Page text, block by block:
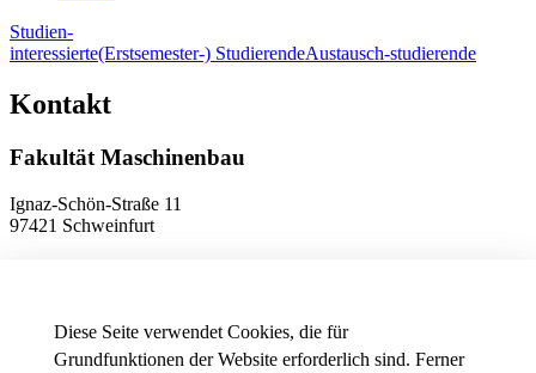
Diese Seite verwendet Cookies, die für
Grundfunktionen der Website erforderlich sind. Ferner
Studien-
interessierte(Erstsemester-) StudierendeAustausch-studierende
Kontakt
Fakultät Maschinenbau
Ignaz-Schön-Straße 11
97421 Schweinfurt